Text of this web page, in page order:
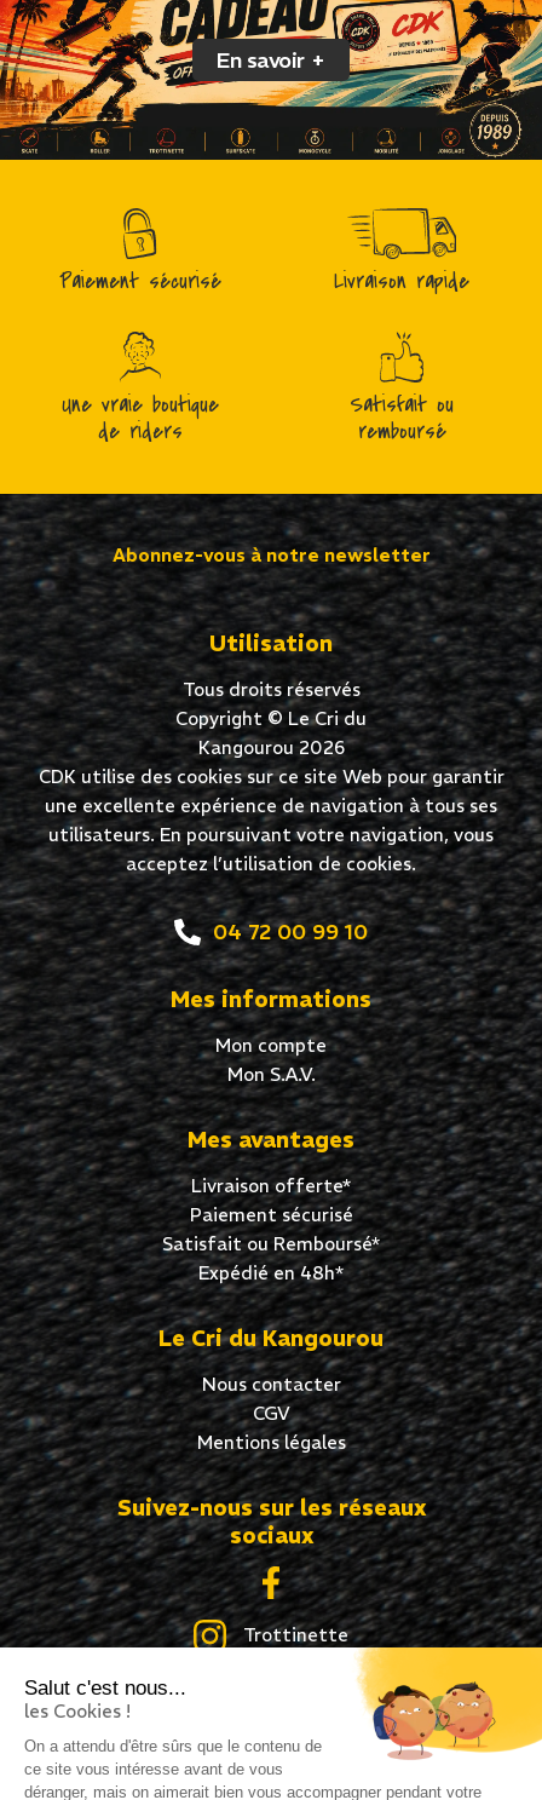
Salut c'est nous...
les Cookies !
On a attendu d'être sûrs que le contenu de
ce site vous intéresse avant de vous
déranger, mais on aimerait bien vous accompagner pendant votre
En savoir +
Paiement sécurisé Livraison rapide
Une vraie boutique
de riders
Satisfait ou
remboursé
Abonnez-vous à notre newsletter
Utilisation
Tous droits réservés
Copyright © Le Cri du
Kangourou 2026
CDK utilise des cookies sur ce site Web pour garantir
une excellente expérience de navigation à tous ses
utilisateurs. En poursuivant votre navigation, vous
acceptez l’utilisation de cookies.
04 72 00 99 10
Mes informations
Mon compte
Mon S.A.V.
Mes avantages
Livraison offerte*
Paiement sécurisé
Satisfait ou Remboursé*
Expédié en 48h*
Le Cri du Kangourou
Nous contacter
CGV
Mentions légales
Suivez-nous sur les réseaux
sociaux
Trottinette
Roller